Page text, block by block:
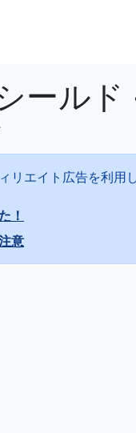
ール
リエイト広告を利用
！
意